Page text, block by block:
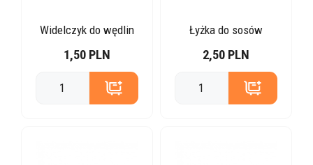
Widelczyk do wędlin
1,50 PLN
Łyżka do sosów
2,50 PLN